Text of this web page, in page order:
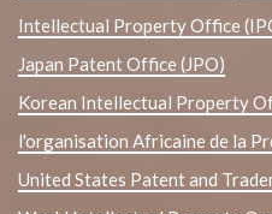
Intellectual Property Office
Japan Patent Office (JPO)
Korean Intellectual Property
l'organisation Africaine de la
United States Patent and